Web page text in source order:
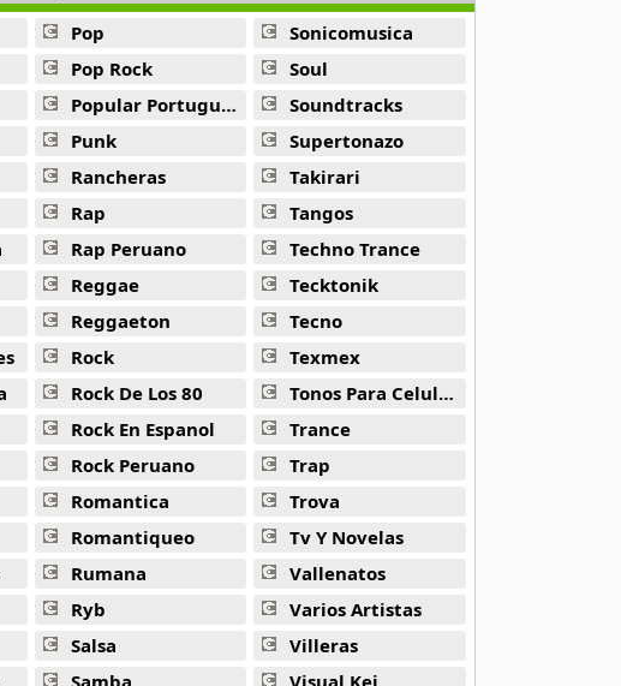
Pop
Pop Rock
Popular Portuguesa
Punk
Rancheras
Rap
Rap Peruano
Reggae
Reggaeton
Rock
Rock De Los 80
Rock En Espanol
Rock Peruano
Romantica
Romantiqueo
Rumana
Ryb
Salsa
Samba
Sonicomusica
Soul
Soundtracks
Supertonazo
Takirari
Tangos
Techno Trance
Tecktonik
Tecno
Texmex
Tonos Para Celulares
Trance
Trap
Trova
Tv Y Novelas
Vallenatos
Varios Artistas
Villeras
Visual Kei